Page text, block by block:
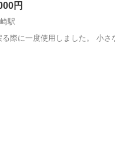
円
駅
際に一度使用しました。 小さ